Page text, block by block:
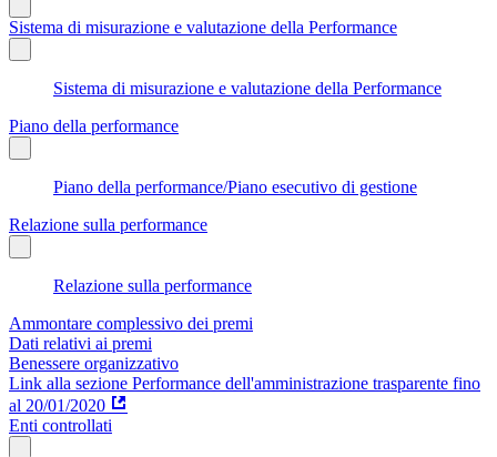
Sistema di misurazione e valutazione della Performance
Sistema di misurazione e valutazione della Performance
Piano della performance
Piano della performance/Piano esecutivo di gestione
Relazione sulla performance
Relazione sulla performance
Ammontare complessivo dei premi
Dati relativi ai premi
Benessere organizzativo
Link alla sezione Performance dell'amministrazione trasparente fino
al 20/01/2020
Enti controllati